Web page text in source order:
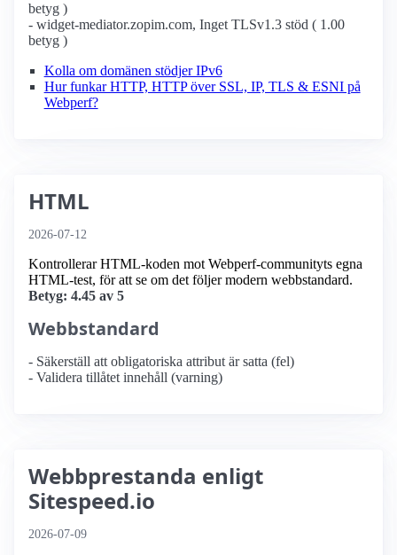
betyg )
- widget-mediator.zopim.com, Inget TLSv1.3 stöd ( 1.00
betyg )
Kolla om domänen stödjer IPv6
Hur funkar HTTP, HTTP över SSL, IP, TLS & ESNI på
Webperf?
HTML
2026-07-12
Kontrollerar HTML-koden mot Webperf-communityts egna
HTML-test, för att se om det följer modern webbstandard.
Betyg: 4.45 av 5
Webbstandard
- Säkerställ att obligatoriska attribut är satta (fel)
- Validera tillåtet innehåll (varning)
Webbprestanda enligt
Sitespeed.io
2026-07-09